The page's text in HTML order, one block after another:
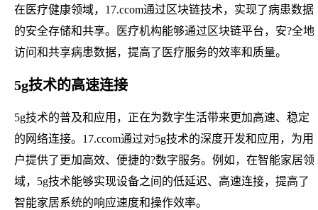
在医疗健康领域，17.ccom通过区块链技术，实现了病患数据
的安全存储和共享。医疗机构能够通过区块链平台，安?全地
访问和共享病患数据，提高了医疗服务的效率和质量。
5g技术的高速连接
5g技术的普及和应用，正在为数字生活带来更加高速、稳定
的网络连接。17.ccom通过对5g技术的深度开发和应用，为用
户提供了更加高效、便捷的?数字服务。例如，在智能家居领
域，5g技术能够实现设备之间的低延迟、高速连接，提高了
智能家居系统的响应速度和操作效率。